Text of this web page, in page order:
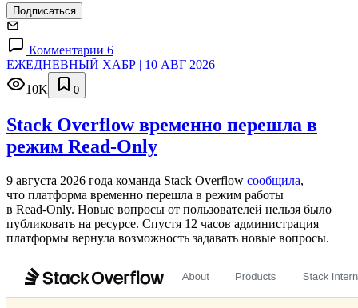
Подписаться
Комментарии 6
ЕЖЕДНЕВНЫЙ ХАБР | 10 АВГ 2026
10K
0
Stack Overflow временно перешла в
режим Read-Only
9 августа 2026 года команда Stack Overflow сообщила,
что платформа временно перешла в режим работы
в Read‑Only. Новые вопросы от пользователей нельзя было
публиковать на ресурсе. Спустя 12 часов администрация
платформы вернула возможность задавать новые вопросы.